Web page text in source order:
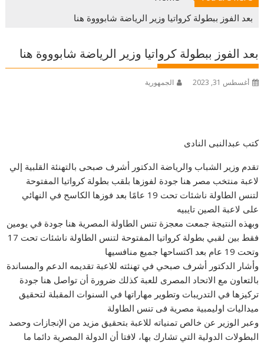
بعد الفوز ببطولة كرواتيا وزير الرياضة شابوووة هنا
بعد الفوز ببطولة كرواتيا وزير الرياضة شابوووة هنا
أغسطس 31, 2023 الجمهورية
كتب عبدالنبى النادى
تقدم وزير الشباب والرياضة الدكتور أشرف صبحى بالتهنئة القلبية إلي
لاعبة منتخب مصر هنا جودة لفوزها بلقب بطولة كرواتيا المفتوحة
لتنس الطاولة ناشئات تحت 19 عامًا بعد فوزها الكاسح في النهائي
على لاعبة الصين تايبيه
وبهذه النتيجة جمعت معجزة تنس الطاولة المصرية هنا جودة في يومين
فقط بين لقبي بطولة كرواتيا المفتوحة لتنس الطاولة ناشئات تحت 17
وتحت 19 عام بعد اكتساحها جميع منافسيها
وأشار الدكتور أشرف صبحي في تهنئته للاعبة تقديمه الدعم والمساندة
بالتعاون مع الاتحاد المصرى للعبة كذلك ضرورة أن تواصل هنا جودة
تركيزها في التدريبات وتطوير مهاراتها في السنوات المقبلة لتحقيق
ميداليات اوليمبية مصرية فى تنس الطاولة
وعبر الوزير عن خالص تمنياته للاعبة بتحقيق مزيد من الإنجازات وحصد
البطولات الدولية التي تشارك بها، لافتا أن الدولة المصرية دائما ما